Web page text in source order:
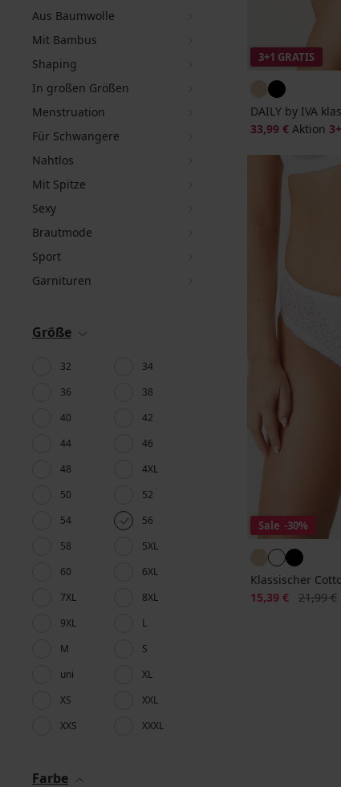
Aus Baumwolle
Mit Bambus
Shaping
In großen Größen
Menstruation
Für Schwangere
Nahtlos
Mit Spitze
Sexy
Brautmode
Sport
Garnituren
Größe
32
34
36
38
40
42
44
46
48
4XL
50
52
54
56
58
5XL
60
6XL
7XL
8XL
9XL
L
M
S
uni
XL
XS
XXL
XXS
XXXL
Farbe
3+1 GRATIS
DAILY by IVA
33,99 € Aktion
Sale -30%
Klassischer
Rabatt
15,39 € Alter Preis
21,99 €